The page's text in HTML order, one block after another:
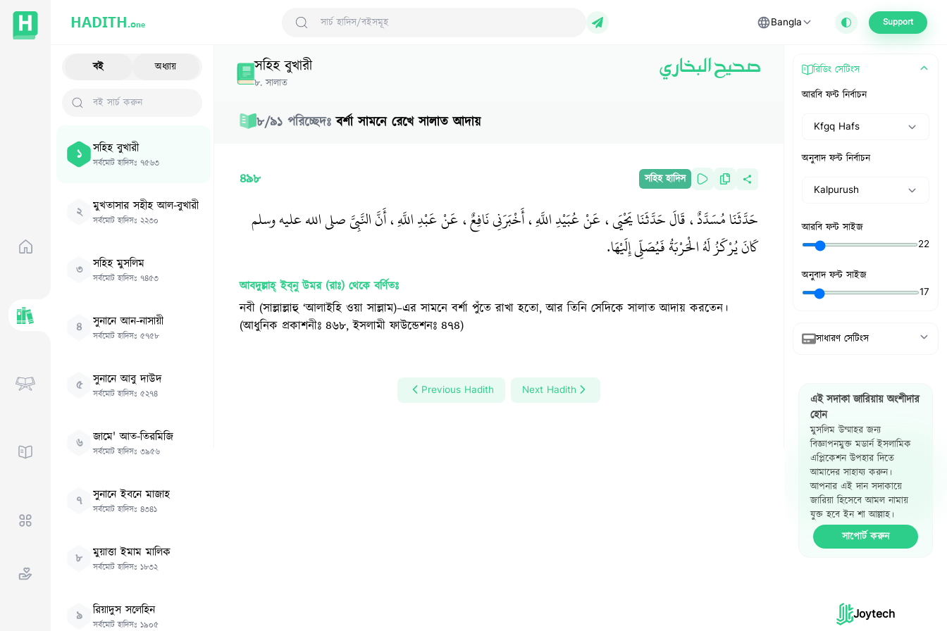
HADITH.One Search Hadith/Books Bangla Support
বই অধ্যায়
১ সহিহ বুখারী
সর্বমোট হাদিসঃ ৭৫৬৩
২ মুখতাসার সহীহ আল-বুখারী
সর্বমোট হাদিসঃ ২২৩০
৩ সহিহ মুসলিম
সর্বমোট হাদিসঃ ৭৪৫৩
৪ সুনানে আন-নাসায়ী
সর্বমোট হাদিসঃ ৫৭৫৮
৫ সুনানে আবু দাউদ
সর্বমোট হাদিসঃ ৫২৭৪
৬ জামে' আত-তিরমিজি
সর্বমোট হাদিসঃ ৩৯৫৬
৭ সুনানে ইবনে মাজাহ
সর্বমোট হাদিসঃ ৪৩৪১
৮ মুয়াত্তা ইমাম মালিক
সর্বমোট হাদিসঃ ১৮৩২
৯ রিয়াদুস সলেহিন
সর্বমোট হাদিসঃ ১৯০৫
সহিহ বুখারী
৮.সালাত
صحيح البخاري
৮/৯১ পরিচ্ছেদঃ বর্শা সামনে রেখে সালাত আদায়
৪৯৮ সহিহ হাদিস
حَدَّثَنَا مُسَدَّدٌ، قَالَ حَدَّثَنَا يَحْيَى، عَنْ عُبَيْدِ اللَّهِ، أَخْبَرَنِي نَافِعٌ، عَنْ عَبْدِ اللَّهِ، أَنَّ النَّبِيَّ صلى الله عليه وسلم
كَانَ يُرْكَزُ لَهُ الْحَرْبَةُ فَيُصَلِّي إِلَيْهَا‏.‏
আবদুল্লাহ্‌ ইব্‌নু উমর (রাঃ) থেকে বর্ণিতঃ
নবী (সাল্লাল্লাহু ‘আলাইহি ওয়া সাল্লাম)–এর সামনে বর্শা পুঁতে রাখা হতো, আর তিনি সেদিকে সালাত আদায় করতেন।
(আধুনিক প্রকাশনীঃ ৪৬৮, ইসলামী ফাউন্ডেশনঃ ৪৭৪)
Previous Hadith Next Hadith
রিডিং সেটিংস
আরবি ফন্ট নির্বাচন
Kfgq Hafs
অনুবাদ ফন্ট নির্বাচন
Kalpurush
আরবি ফন্ট সাইজ
22
অনুবাদ ফন্ট সাইজ
17
সাধারণ সেটিংস
অনুবাদ দেখান
রেফারেন্স দেখান
হাদিস পাশাপাশি
দেখান
এই সদাকা জারিয়ায় অংশীদার
হোন
মুসলিম উম্মাহর জন্য
বিজ্ঞাপনমুক্ত মডার্ন ইসলামিক
এপ্লিকেশন উপহার দিতে
আমাদের সাহায্য করুন।
আপনার এই দান সদাকায়ে
জারিয়া হিসেবে আমল নামায়
যুক্ত হবে ইন শা আল্লাহ।
সাপোর্ট করুন
Joytech